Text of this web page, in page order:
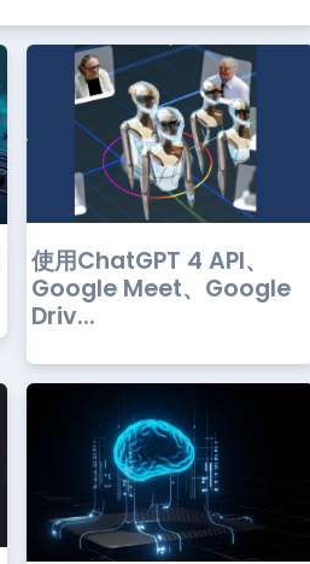
使用ChatGPT 4 API、
Google Meet、Google
Driv...